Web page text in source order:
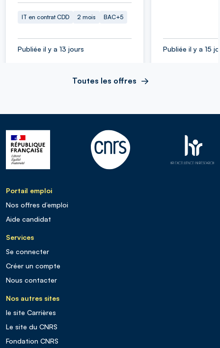
IT en contrat CDD 2 mois BAC+5
Publiée il y a 13 jours Publiée il y a 15
Toutes les offres
Portail emploi
Nos offres d’emploi
Aide candidat
Services
Se connecter
Créer un compte
Nous contacter
Nos autres sites
le site Carrières
Le site du CNRS
Fondation CNRS